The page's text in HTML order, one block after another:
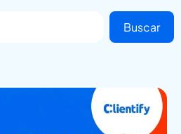
Buscar